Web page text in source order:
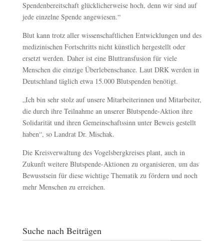
Spendenbereitschaft glücklicherweise hoch, denn wir sind auf
jede einzelne Spende angewiesen.“
Blut kann trotz aller wissenschaftlichen Entwicklungen und des
medizinischen Fortschritts nicht künstlich hergestellt oder
ersetzt werden. Daher ist eine Bluttransfusion für viele
Menschen die einzige Überlebenschance. Laut DRK werden in
Deutschland täglich etwa 15.000 Blutspenden benötigt.
„Ich bin sehr stolz auf unsere Mitarbeiterinnen und Mitarbeiter,
die durch ihre Teilnahme an unserer Blutspende-Aktion ihre
Solidarität und ihren Gemeinschaftssinn unter Beweis gestellt
haben“, so Landrat Dr. Mischak.
Die Kreisverwaltung des Vogelsbergkreises plant, auch in
Zukunft weitere Blutspende-Aktionen zu organisieren, um das
Bewusstsein für diese wichtige Thematik zu fördern und noch
mehr Menschen zu erreichen.
Suche nach Beiträgen